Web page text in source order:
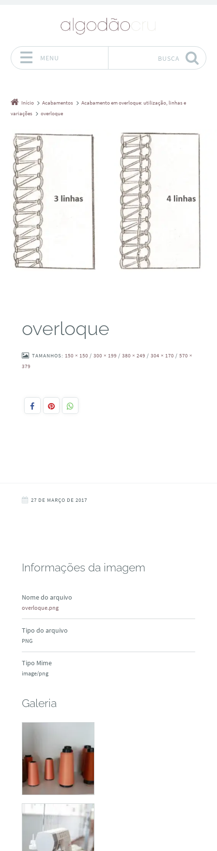
MENU BUSCA
Início Acabamentos
Acabamento em overloque: utilização, linhas e
variações
overloque
overloque
TAMANHOS: 150 × 150 / 300 × 199 / 380 × 249 / 304 × 170 / 570 ×
379
27 DE MARÇO DE 2017
Informações da imagem
Nome do arquivo
overloque.png
Tipo do arquivo
PNG
Tipo Mime
image/png
Galeria